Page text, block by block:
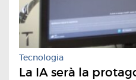
Tecnologia
La IA serà la